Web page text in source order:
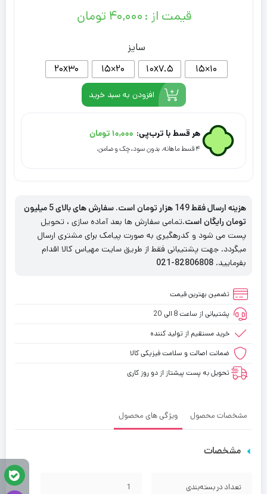
قیمت از : ۴۰,۰۰۰ تومان
سایز
۱۰×۱۵
10x7.5 ۲۰×۱۵ 20x30
افزودن به سبد خرید
هر قسط با ترب‌پی: ۱۰,۰۰۰ تومان
۴ قسط ماهانه. بدون سود، چک و ضامن.
هزینه ارسال فقط 149 هزار تومان است. سفارش های بالای 5 میلیون
تومان رایگان است.تمامی سفارش ها بعد آماده سازی ، تحویل
پست می شود و کدرهگیری به صورت پیامک برای مشتری ارسال
میگردد. جهت پشتیبانی فقط از طریق سایت مهیاس کالا اقدام
بفرمایید. 82806808-021
تضمین بهترین قیمت
پشتیبانی از ساعت 8 الی 20
خرید مستقیم از تولید کننده
ضمانت اصالت و سلامت فیزیکی کالا
تحویل به پست پیشتاز از دو روز کاری
مشخصات محصول ویژگی های محصول
مشخصات
تعداد در بسته‌بندی 1